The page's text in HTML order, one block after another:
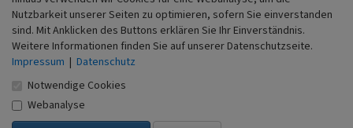
Nordrhein-Westfalen, Teil I: Regierungsbezirk Köln.
(Beiträge zu den Bau- und Kunstdenkmälern im
Rheinland 34.1.) S. 373-378, Köln.
Reuter, Ursula (2007)
frühen 19. bis zum Beginn des 21. Jahrhunderts.
(Geschichtlicher Atlas der Rheinlande, VIII.8.) S. 43,
Bonn.
Nutzbarkeit unserer Seiten zu optimieren, sofern Sie einverstanden
sind. Mit Anklicken des Buttons erklären Sie Ihr Einverständnis.
Weitere Informationen finden Sie auf unserer Datenschutzseite.
Impressum | Datenschutz
Notwendige Cookies
Webanalyse